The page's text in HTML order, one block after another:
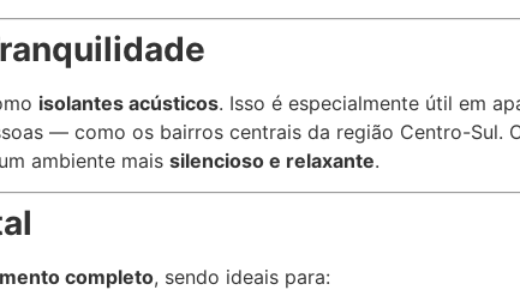
isolantes acústicos. Isso é especialmente útil em
— como os bairros centrais da região Centro-Sul.
ambiente mais silencioso e relaxante.
completo, sendo ideais para: